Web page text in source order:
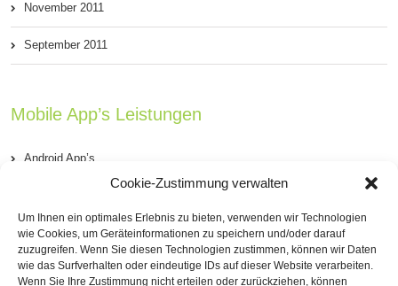
Cookie-Zustimmung verwalten
Um Ihnen ein optimales Erlebnis zu bieten, verwenden wir Technologien
wie Cookies, um Geräteinformationen zu speichern und/oder darauf
zuzugreifen. Wenn Sie diesen Technologien zustimmen, können wir Daten
wie das Surfverhalten oder eindeutige IDs auf dieser Website verarbeiten.
Wenn Sie Ihre Zustimmung nicht erteilen oder zurückziehen, können
November 2011
September 2011
Mobile App’s Leistungen
Android App’s
PhoneGap Apps’s
Windows Phone App’s